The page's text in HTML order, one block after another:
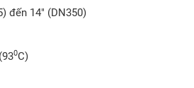
đến 14" (DN350)
0C)